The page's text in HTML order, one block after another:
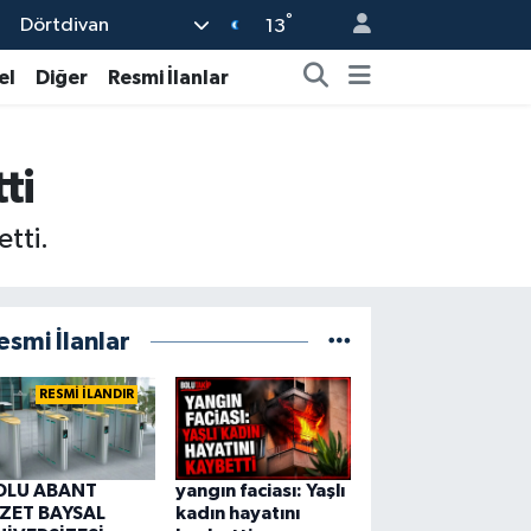
Dörtdivan 13°
Diğer Resmi İlanlar
İlanlar
RESMİ İLANDIR
ABANT
BAYSAL
yangın faciası: Yaşlı
kadın hayatını